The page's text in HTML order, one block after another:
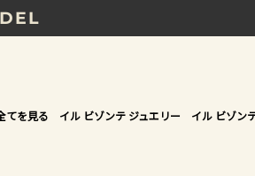
上で送料無料
いギフトガイド
てを見る イル ビゾンテ ジュエリー イル ビゾン